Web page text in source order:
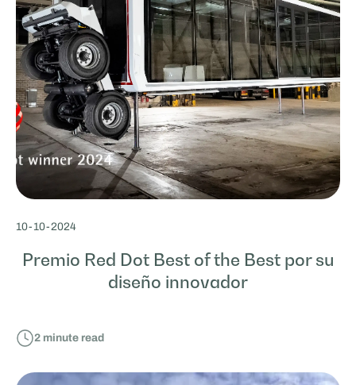
10- 10-2024
Premio Red Dot Best of the Best por su
diseño innovador
2 minute read